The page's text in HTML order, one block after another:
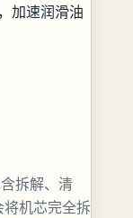
加速润滑油
拆解、清
机芯完全拆